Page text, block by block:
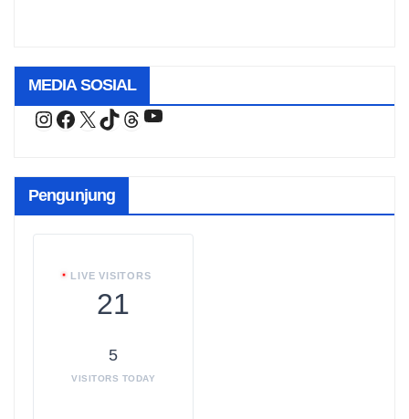
MEDIA SOSIAL
Instagram
Facebook
X TikTok
Threads
YouTube
Pengunjung
LIVE VISITORS
21
5
VISITORS TODAY